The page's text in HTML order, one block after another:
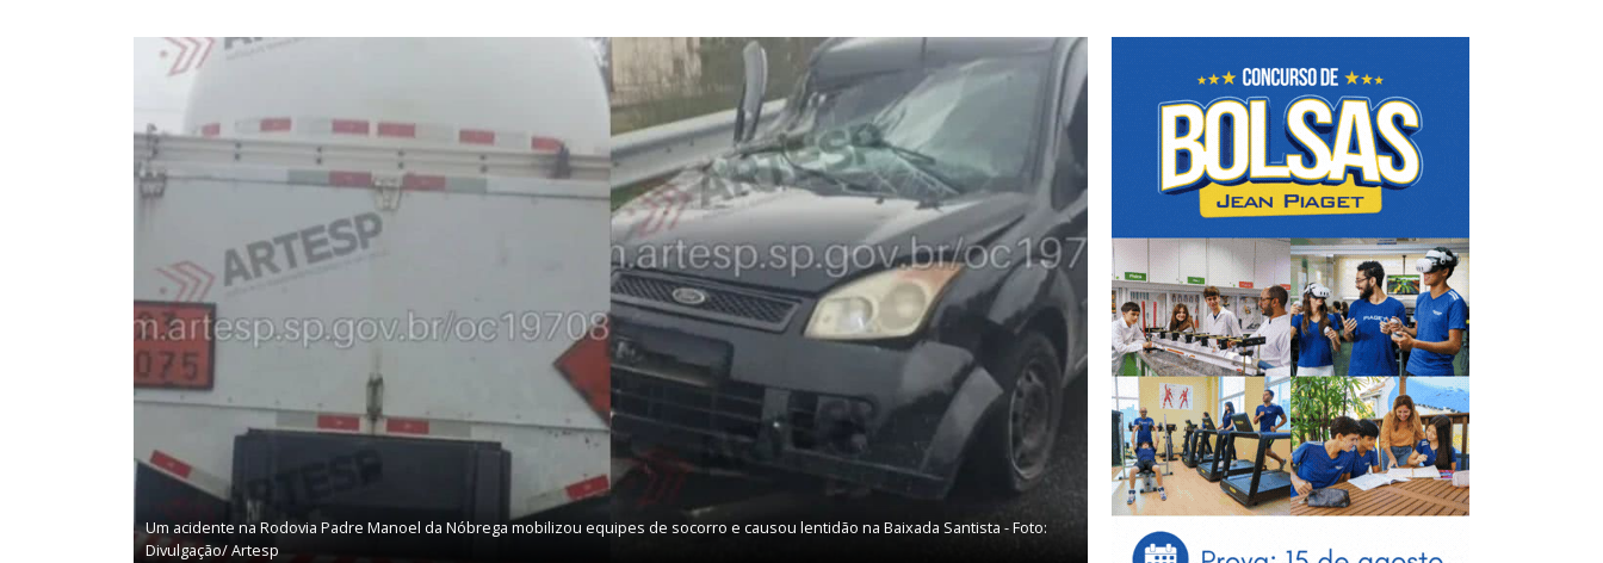
Um acidente na Rodovia Padre Manoel da Nóbrega mobilizou equipes de socorro e causou lentidão na Baixada Santista - Foto:
Divulgação/ Artesp